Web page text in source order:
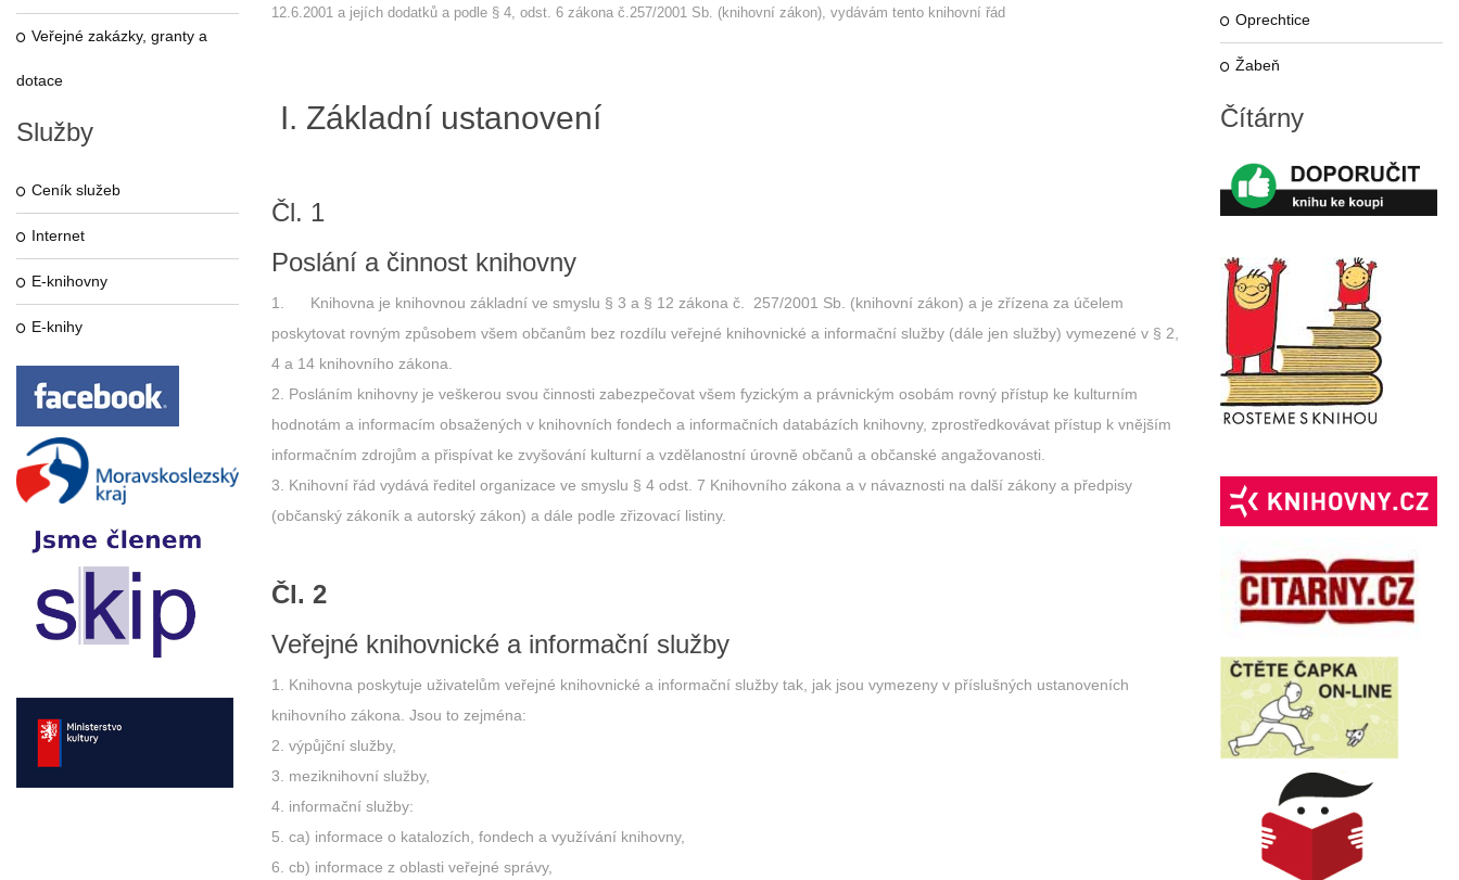
Veřejné zakázky, granty a
dotace
Služby
Ceník služeb
Internet
E-knihovny
E-knihy
12.6.2001 a jejích dodatků a podle § 4, odst. 6 zákona č.257/2001 Sb. (knihovní zákon), vydávám tento knihovní řád
I. Základní ustanovení
Čl. 1
Poslání a činnost knihovny
1. Knihovna je knihovnou základní ve smyslu § 3 a § 12 zákona č. 257/2001 Sb. (knihovní zákon) a je zřízena za účelem
poskytovat rovným způsobem všem občanům bez rozdílu veřejné knihovnické a informační služby (dále jen služby) vymezené v § 2,
4 a 14 knihovního zákona.
Posláním knihovny je veškerou svou činnosti zabezpečovat všem fyzickým a právnickým osobám rovný přístup ke kulturním
hodnotám a informacím obsažených v knihovních fondech a informačních databázích knihovny, zprostředkovávat přístup k vnějším
informačním zdrojům a přispívat ke zvyšování kulturní a vzdělanostní úrovně občanů a občanské angažovanosti.
Knihovní řád vydává ředitel organizace ve smyslu § 4 odst. 7 Knihovního zákona a v návaznosti na další zákony a předpisy
(občanský zákoník a autorský zákon) a dále podle zřizovací listiny.
Čl. 2
Veřejné knihovnické a informační služby
Knihovna poskytuje uživatelům veřejné knihovnické a informační služby tak, jak jsou vymezeny v příslušných ustanoveních
knihovního zákona. Jsou to zejména:
výpůjční služby,
meziknihovní služby,
informační služby:
ca) informace o katalozích, fondech a využívání knihovny,
cb) informace z oblasti veřejné správy,
Oprechtice
Žabeň
Čítárny